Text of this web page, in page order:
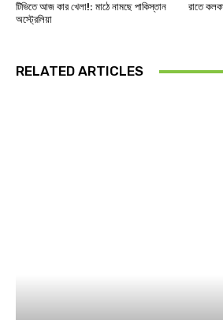
টিভিতে আজ কার খেলা!: মাঠে নামছে পাকিস্তান
অস্ট্রেলিয়া
রাতে
RELATED ARTICLES